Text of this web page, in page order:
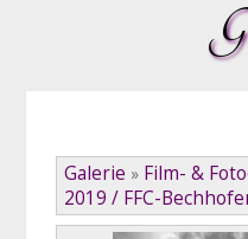
Galerie » Film- &
2019 / FFC-